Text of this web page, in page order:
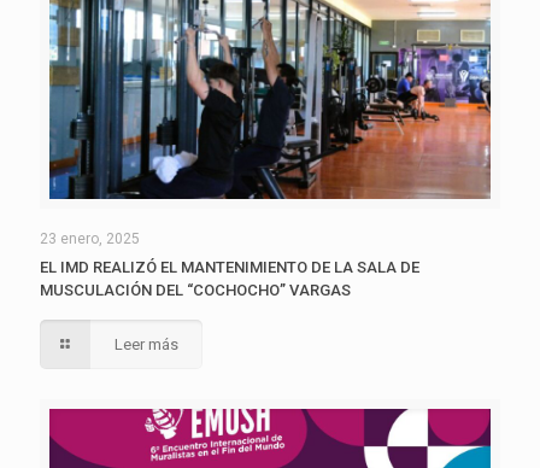
23 enero, 2025
EL IMD REALIZÓ EL MANTENIMIENTO DE LA SALA DE
MUSCULACIÓN DEL “COCHOCHO” VARGAS
Leer más